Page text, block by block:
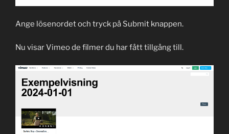
Ange lösenordet och tryck på Submit knappen.
Nu visar Vimeo de filmer du har fått tillgång till.